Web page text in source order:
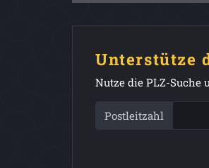
Unterstütze
Nutze die PLZ-Suche
Postleitzahl